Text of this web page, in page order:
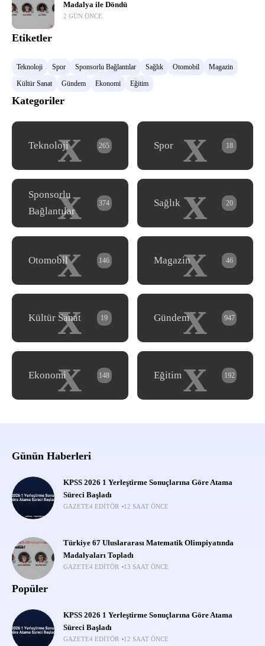
Madalya ile Döndü
2 GÜN ÖNCE
Etiketler
Teknoloji Spor Sponsorlu Bağlantılar Sağlık Otomobil
Magazin
Kültür Sanat
Gündem Ekonomi Eğitim
Kategoriler
x
Teknoloji 265 x
Spor 18
x
Sponsorlu
Bağlantılar
374 x
Sağlık 20
x
Otomobil 146 x
Magazin 46
x
Kültür Sanat 19 x
Gündem 947
x
Ekonomi 148 x
Eğitim 192
Günün Haberleri
KPSS 2026 1 Yerleştirme Sonuçlarına Göre Atama
Süreci Başladı
GAZETE4 EDITÖR 12 SAAT ÖNCE
Türkiye 67 Uluslararası Matematik Olimpiyatında
Madalyaları Topladı
GAZETE4 EDITÖR 13 SAAT ÖNCE
Popüler
KPSS 2026 1 Yerleştirme Sonuçlarına Göre Atama
Süreci Başladı
GAZETE4 EDITÖR 12 SAAT ÖNCE